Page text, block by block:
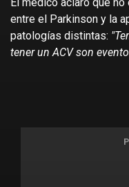
entre el Parkinson y la
patologías distintas:
tener un ACV son